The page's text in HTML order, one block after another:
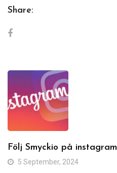
Share:
Följ Smyckio på instagram
5 September, 2024